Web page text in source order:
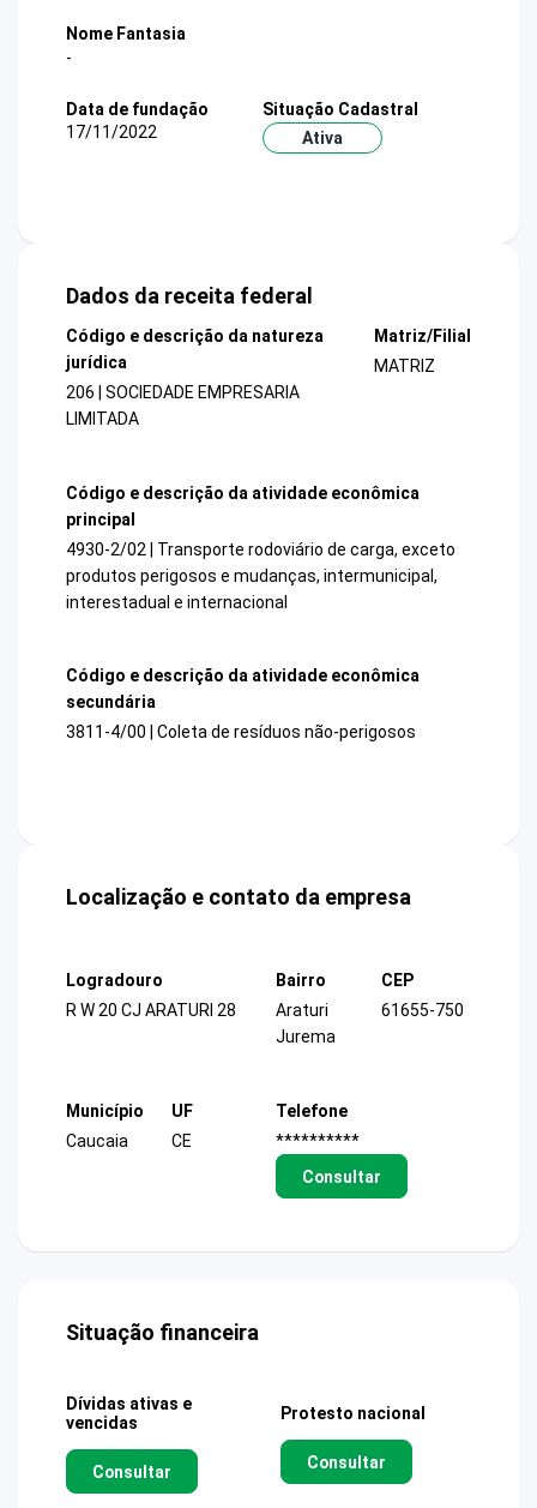
Nome Fantasia
-
Data de fundação
17/11/2022
Situação Cadastral
Ativa
Dados da receita federal
Código e descrição da natureza
jurídica
206 | SOCIEDADE EMPRESARIA
LIMITADA
Matriz/Filial
MATRIZ
Código e descrição da atividade econômica
principal
4930-2/02 | Transporte rodoviário de carga, exceto
produtos perigosos e mudanças, intermunicipal,
interestadual e internacional
Código e descrição da atividade econômica
secundária
3811-4/00 | Coleta de resíduos não-perigosos
Localização e contato da empresa
Logradouro
R W 20 CJ ARATURI 28
Bairro
Araturi
Jurema
CEP
61655-750
Município
Caucaia
UF
CE
Telefone
**********
Consultar
Situação financeira
Dívidas ativas e
vencidas
Consultar
Protesto nacional
Consultar